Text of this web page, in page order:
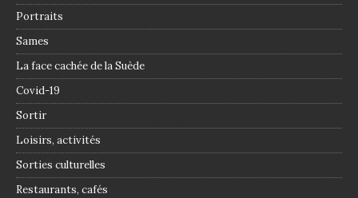
Portraits
Sames
La face cachée de la Suède
Covid-19
Sortir
Loisirs, activités
Sorties culturelles
Restaurants, cafés